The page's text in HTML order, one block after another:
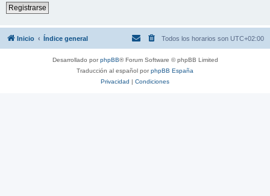
Registrarse
Inicio Índice general Todos los horarios son UTC+02:00
Desarrollado porphpBB® Forum Software © phpBB Limited
Traducción al español porphpBB España
Privacidad | Condiciones